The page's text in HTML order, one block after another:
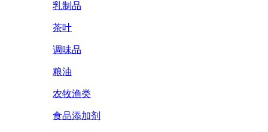
乳制品
茶叶
调味品
粮油
农牧渔类
食品添加剂